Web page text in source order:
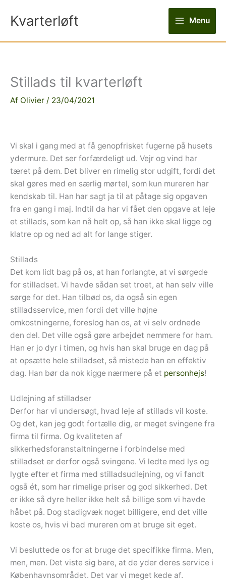
Kvarterløft Menu
Stillads til kvarterløft
Af Olivier / 23/04/2021
Vi skal i gang med at få genopfrisket fugerne på husets
ydermure. Det ser forfærdeligt ud. Vejr og vind har
tæret på dem. Det bliver en rimelig stor udgift, fordi det
skal gøres med en særlig mørtel, som kun mureren har
kendskab til. Han har sagt ja til at påtage sig opgaven
fra en gang i maj. Indtil da har vi fået den opgave at leje
et stillads, som kan nå helt op, så han ikke skal ligge og
klatre op og ned ad alt for lange stiger.
Stillads
Det kom lidt bag på os, at han forlangte, at vi sørgede
for stilladset. Vi havde sådan set troet, at han selv ville
sørge for det. Han tilbød os, da også sin egen
stilladsservice, men fordi det ville højne
omkostningerne, foreslog han os, at vi selv ordnede
den del. Det ville også gøre arbejdet nemmere for ham.
Han er jo dyr i timen, og hvis han skal bruge en dag på
at opsætte hele stilladset, så mistede han en effektiv
dag. Han bør da nok kigge nærmere på et personhejs!
Udlejning af stilladser
Derfor har vi undersøgt, hvad leje af stillads vil koste.
Og det, kan jeg godt fortælle dig, er meget svingene fra
firma til firma. Og kvaliteten af
sikkerhedsforanstaltningerne i forbindelse med
stilladset er derfor også svingene. Vi ledte med lys og
lygte efter et firma med stilladsudlejning, og vi fandt
også ét, som har rimelige priser og god sikkerhed. Det
er ikke så dyre heller ikke helt så billige som vi havde
håbet på. Dog stadigvæk noget billigere, end det ville
koste os, hvis vi bad mureren om at bruge sit eget.
Vi besluttede os for at bruge det specifikke firma. Men,
men, men. Det viste sig bare, at de yder deres service i
Københavnsområdet. Det var vi meget kede af.